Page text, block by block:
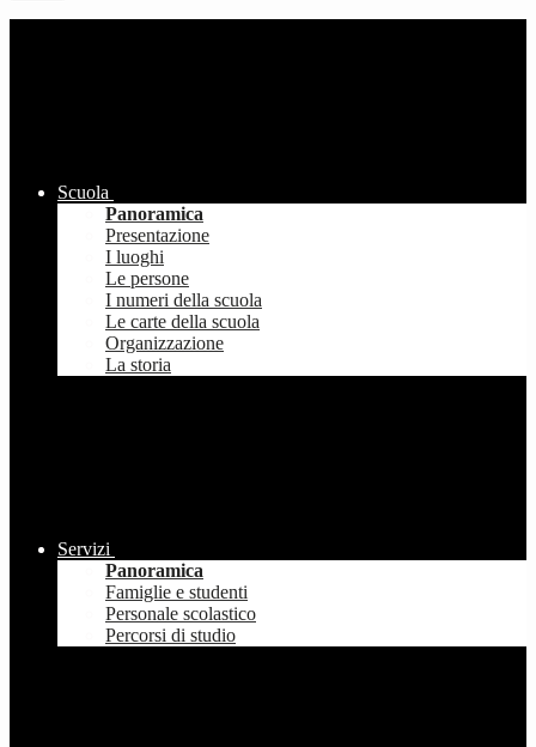
Scuola
Panoramica
Presentazione
I luoghi
Le persone
I numeri della scuola
Le carte della scuola
Organizzazione
La storia
Servizi
Panoramica
Famiglie e studenti
Personale scolastico
Percorsi di studio